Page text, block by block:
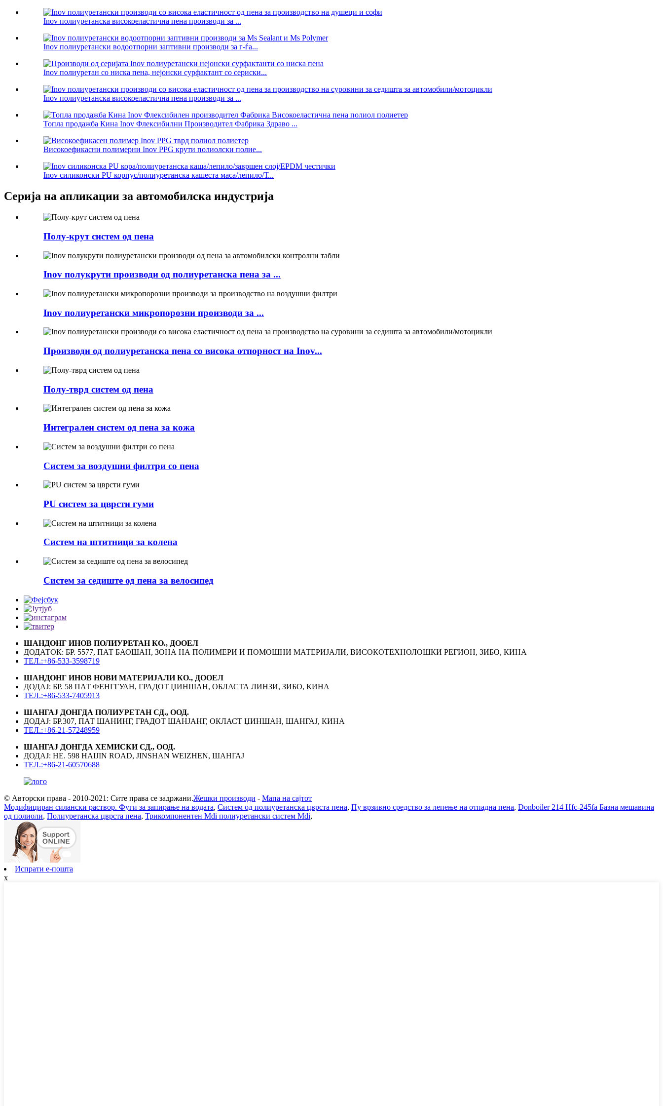
Inov полиуретанска високоеластична пена производи за ...
Inov полиуретански водоотпорни заптивни производи за г-ѓа...
Inov полиуретан со ниска пена, нејонски сурфактант со сериски...
Inov полиуретанска високоеластична пена производи за ...
Топла продажба Кина Inov Флексибилни Производител Фабрика Здраво ...
Високоефикасни полимерни Inov PPG крути полиолски полие...
Inov силиконски PU корпус/полиуретанска кашеста маса/лепило/Т...
Серија на апликации за автомобилска индустрија
Полу-крут систем од пена
Inov полукрути производи од полиуретанска пена за ...
Inov полиуретански микропорозни производи за ...
Производи од полиуретанска пена со висока отпорност на Inov...
Полу-тврд систем од пена
Интегрален систем од пена за кожа
Систем за воздушни филтри со пена
PU систем за цврсти гуми
Систем на штитници за колена
Систем за седиште од пена за велосипед
ШАНДОНГ ИНОВ ПОЛИУРЕТАН КО., ДООЕЛ
ДОДАТОК: БР. 5577, ПАТ БАОШАН, ЗОНА НА ПОЛИМЕРИ И ПОМОШНИ МАТЕРИЈАЛИ, ВИСОКОТЕХНОЛОШКИ РЕГИОН, ЗИБО, КИНА
ТЕЛ.:+86-533-3598719
ШАНДОНГ ИНОВ НОВИ МАТЕРИЈАЛИ КО., ДООЕЛ
ДОДАЈ: БР. 58 ПАТ ФЕНГГУАН, ГРАДОТ ЏИНШАН, ОБЛАСТА ЛИНЗИ, ЗИБО, КИНА
ТЕЛ.:+86-533-7405913
ШАНГАЈ ДОНГДА ПОЛИУРЕТАН СД., ООД.
ДОДАЈ: БР.307, ПАТ ШАНИНГ, ГРАДОТ ШАНЈАНГ, ОКЛАСТ ЏИНШАН, ШАНГАЈ, КИНА
ТЕЛ.:+86-21-57248959
ШАНГАЈ ДОНГДА ХЕМИСКИ СД., ООД.
ДОДАЈ: НЕ. 598 HAIJIN ROAD, JINSHAN WEIZHEN, ШАНГАЈ
ТЕЛ.:+86-21-60570688
© Авторски права - 2010-2021: Сите права се задржани.Жешки производи - Мапа на сајтот
Модифициран силански раствор. Фуги за запирање на водата, Систем од полиуретанска цврста пена, Пу врзивно средство за лепење на отпадна пена, Donboiler 214 Hfc-245fa Базна мешавина
од полиоли, Полиуретанска цврста пена, Трикомпонентен Mdi полиуретански систем Mdi,
Испрати е-пошта
x